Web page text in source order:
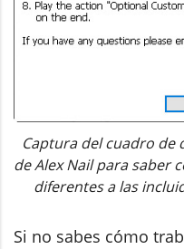
Captura del cuadro de
de Alex Nail para saber
diferentes a las
Si no sabes cómo